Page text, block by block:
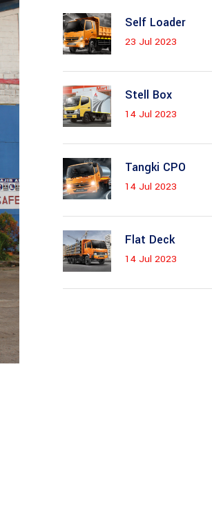
Self Loader
23 Jul 2023
Stell Box
14 Jul 2023
Tangki CPO
14 Jul 2023
Flat Deck
14 Jul 2023